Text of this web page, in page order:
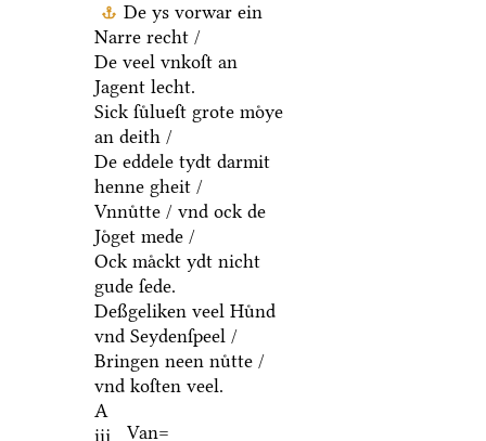
De ys vorwar ein
Narre recht /
De veel vnkoſt an
Jagent lecht.
Sick ſuͤlueſt grote moͤye
an deith /
De eddele tydt darmit
henne gheit /
Vnnuͤtte / vnd ock de
Joͤget mede /
Ock maͤckt ydt nicht
gude ſede.
Deßgeliken veel Huͤnd
vnd Seydenſpeel /
Bringen neen nuͤtte /
vnd koſten veel.
A
iij
Van=